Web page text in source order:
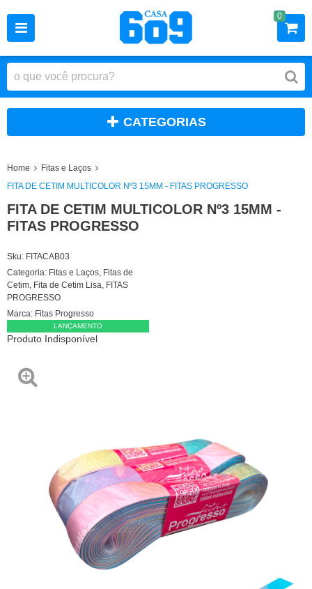
0
CATEGORIAS
Home
Fitas e Laços
FITA DE CETIM MULTICOLOR Nº3 15MM - FITAS PROGRESSO
FITA DE CETIM MULTICOLOR Nº3 15MM -
FITAS PROGRESSO
Sku: FITACAB03
Categoria: Fitas e Laços Fitas de
Cetim Fita de Cetim Lisa FITAS
PROGRESSO
Marca: Fitas Progresso
LANÇAMENTO
Produto Indisponível